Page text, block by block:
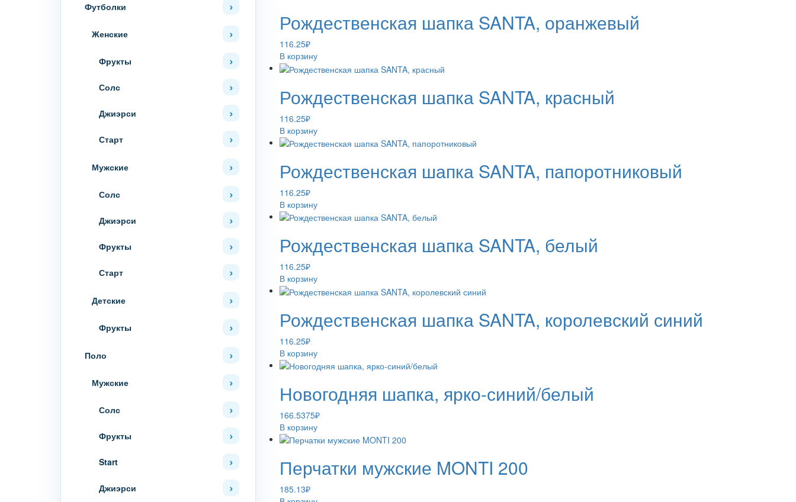
Футболки
Женские
Фрукты
Солс
Джиэрси
Старт
Мужские
Солс
Джиэрси
Фрукты
Старт
Детские
Фрукты
Поло
Мужские
Солс
Фрукты
Start
Джиэрси
Рождественская шапка SANTA, оранжевый
116.25₽
В корзину
Рождественская шапка SANTA, красный
116.25₽
В корзину
Рождественская шапка SANTA, папоротниковый
116.25₽
В корзину
Рождественская шапка SANTA, белый
116.25₽
В корзину
Рождественская шапка SANTA, королевский синий
116.25₽
В корзину
Новогодняя шапка, ярко-синий/белый
166.5375₽
В корзину
Перчатки мужские MONTI 200
185.13₽